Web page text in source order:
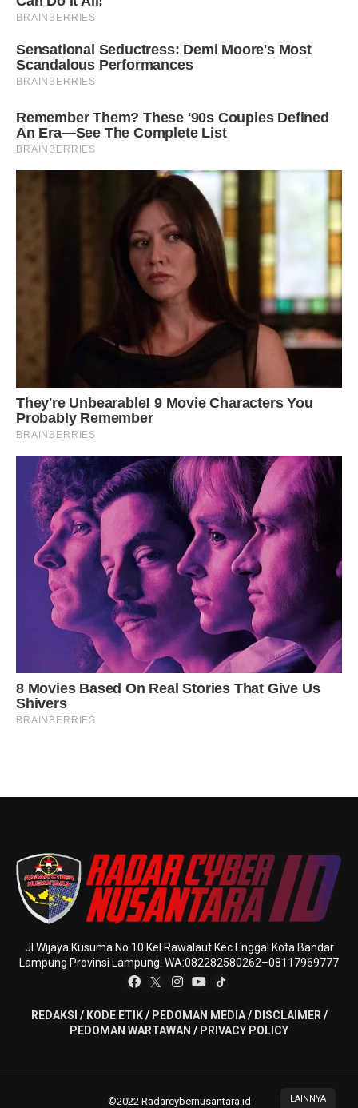
LAINNYA
Jl Wijaya Kusuma No 10 Kel Rawalaut Kec Enggal Kota Bandar
Lampung Provinsi Lampung. WA:082282580262–08117969777
REDAKSI / KODE ETIK/ PEDOMAN MEDIA/ DISCLAIMER /
PEDOMAN WARTAWAN / PRIVACY POLICY
©2022 Radarcybernusantara.id